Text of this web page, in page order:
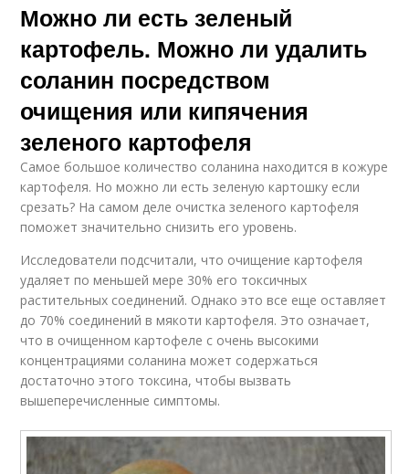
Можно ли есть зеленый
картофель. Можно ли удалить
соланин посредством
очищения или кипячения
зеленого картофеля
Самое большое количество соланина находится в кожуре
картофеля. Но можно ли есть зеленую картошку если
срезать? На самом деле очистка зеленого картофеля
поможет значительно снизить его уровень.
Исследователи подсчитали, что очищение картофеля
удаляет по меньшей мере 30% его токсичных
растительных соединений. Однако это все еще оставляет
до 70% соединений в мякоти картофеля. Это означает,
что в очищенном картофеле с очень высокими
концентрациями соланина может содержаться
достаточно этого токсина, чтобы вызвать
вышеперечисленные симптомы.